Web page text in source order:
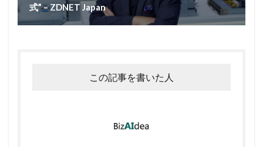
式” – ZDNET Japan
この記事を書いた人